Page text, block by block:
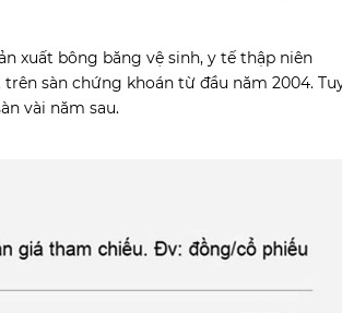
xuất bông băng vệ sinh, y tế thập niên
sàn chứng khoán từ đầu năm 2004.
vài năm sau.